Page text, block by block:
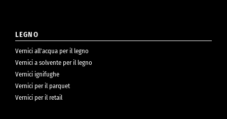
LEGNO
Vernici all’acqua per il legno
Vernici a solvente per il legno
Vernici ignifughe
Vernici per il parquet
Vernici per il retail